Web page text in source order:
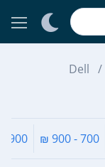
Dell
700 - 900 ₪
900 - 1,100 ₪